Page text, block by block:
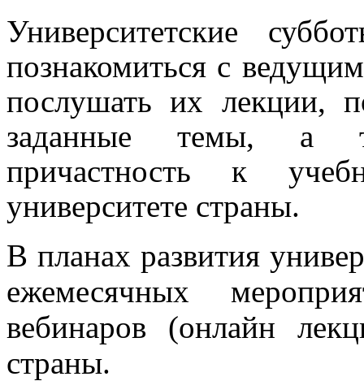
Университетские
познакомиться с
послушать их лекции,
заданные темы, а
причастность к
университете страны.
В планах развития
ежемесячных
вебинаров (онлайн
страны.